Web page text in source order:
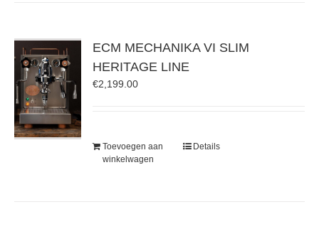
ECM MECHANIKA VI SLIM
HERITAGE LINE
€2,199.00
Toevoegen aan
winkelwagen
Details